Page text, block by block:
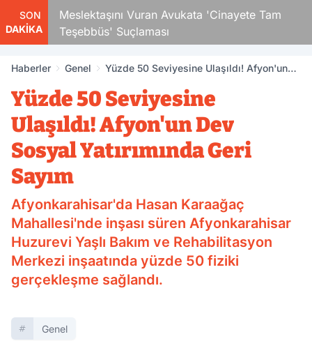
SON
DAKİKA
Meslektaşını Vuran Avukata 'Cinayete Tam
Teşebbüs' Suçlaması
Haberler Genel
Yüzde 50 Seviyesine Ulaşıldı! Afyon'un
Yüzde 50 Seviyesine
Ulaşıldı! Afyon'un Dev
Sosyal Yatırımında Geri
Sayım
Afyonkarahisar'da Hasan Karaağaç
Mahallesi'nde inşası süren Afyonkarahisar
Huzurevi Yaşlı Bakım ve Rehabilitasyon
Merkezi inşaatında yüzde 50 fiziki
gerçekleşme sağlandı.
Genel